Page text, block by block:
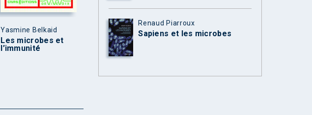
Yasmine Belkaid
Les microbes et
l’immunité
Renaud Piarroux
Sapiens et les microbes